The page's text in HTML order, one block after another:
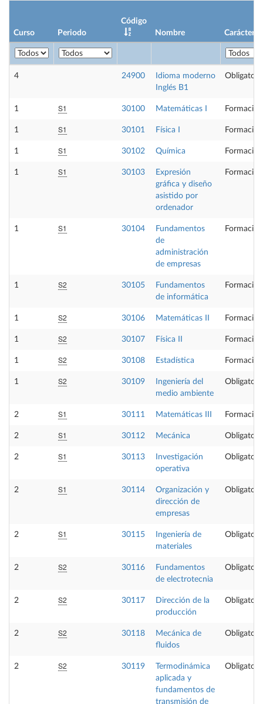
Curso Periodo
Código
Nombre
Carácter
4 24900
Idioma moderno
Inglés B1
1 S1 30100 Matemáticas I
1 S1 30101 Física I
1 S1 30102 Química
1 S1 30103
Expresión
gráfica y diseño
asistido por
ordenador
1 S1 30104
Fundamentos
de
administración
de empresas
1 S2 30105
Fundamentos
de informática
1 S2 30106 Matemáticas II
1 S2 30107 Física II
1 S2 30108 Estadística
1 S2 30109
Ingeniería del
medio ambiente
2 S1 30111 Matemáticas III
2 S1 30112 Mecánica
2 S1 30113
Investigación
operativa
2 S1 30114
Organización y
dirección de
empresas
2 S1 30115
Ingeniería de
materiales
2 S2 30116
Fundamentos
de electrotecnia
2 S2 30117
Dirección de la
producción
2 S2 30118
Mecánica de
fluidos
2 S2 30119
Termodinámica
aplicada y
fundamentos de
transmisión de